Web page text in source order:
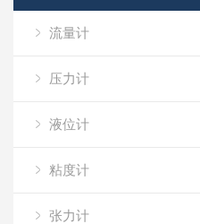
流量计
压力计
液位计
粘度计
张力计